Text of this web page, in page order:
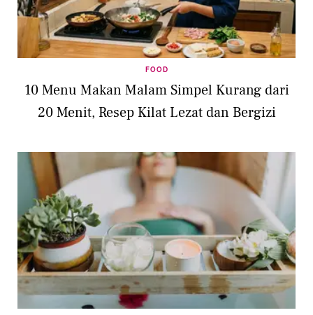
FOOD
10 Menu Makan Malam Simpel Kurang dari
20 Menit, Resep Kilat Lezat dan Bergizi